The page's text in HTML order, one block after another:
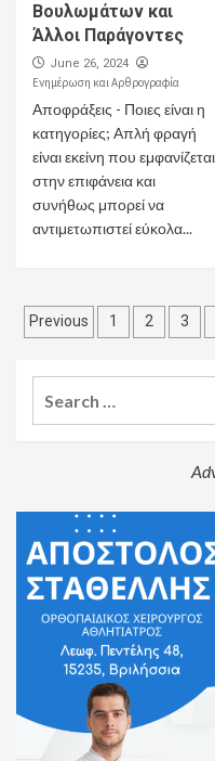
Βουλωμάτων και
Άλλοι Παράγοντες
June 26, 2024
Ενημέρωση και Αρθρογραφία
Αποφράξεις - Ποιες είναι η
κατηγορίες; Απλή φραγή
είναι εκείνη που εμφανίζεται
στην επιφάνεια και
συνήθως μπορεί να
αντιμετωπιστεί εύκολα...
Posts
Previous 1 2 3